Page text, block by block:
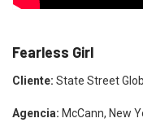
Fearless Girl
Cliente: State Street
Agencia: McCann, New